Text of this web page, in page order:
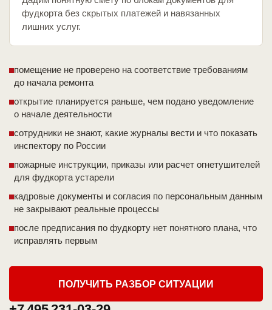
фудкорта без скрытых платежей и навязанных
лишних услуг.
помещение не проверено на соответствие требованиям
до начала ремонта
открытие планируется раньше, чем подано уведомление
о начале деятельности
сотрудники не знают, какие журналы вести и что показать
инспектору по России
пожарные инструкции, приказы или расчет огнетушителей
для фудкорта устарели
кадровые документы и согласия по персональным данным
не закрывают реальные процессы
после предписания по фудкорту нет понятного плана, что
исправлять первым
ПОЛУЧИТЬ РАЗБОР СИТУАЦИИ